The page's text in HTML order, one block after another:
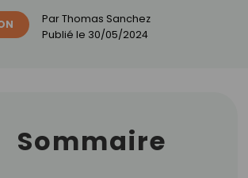
ParThomas Sanchez
Publié le 30/05/2024
Sommaire